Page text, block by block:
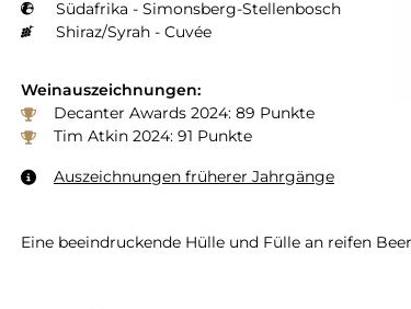
Südafrika - Simonsberg-Stellenbosch
Shiraz/Syrah - Cuvée
Weinauszeichnungen:
Decanter Awards 2024: 89 Punkte
Tim Atkin 2024: 91 Punkte
Auszeichnungen früherer Jahrgänge
Eine beeindruckende Hülle und Fülle an reifen